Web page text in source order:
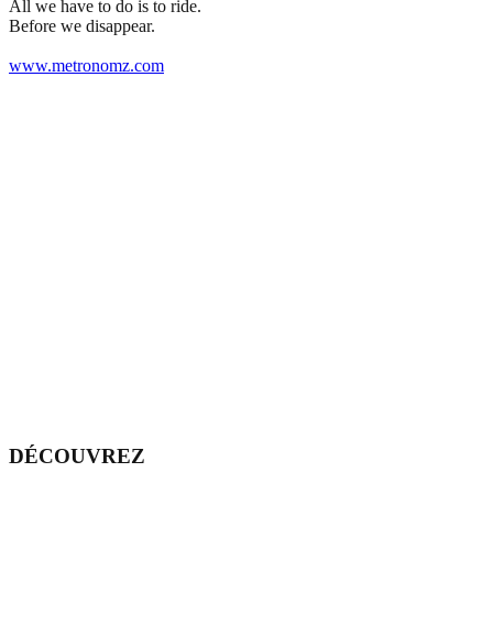
All we have to do is to ride.
Before we disappear.
www.metronomz.com
DÉCOUVREZ